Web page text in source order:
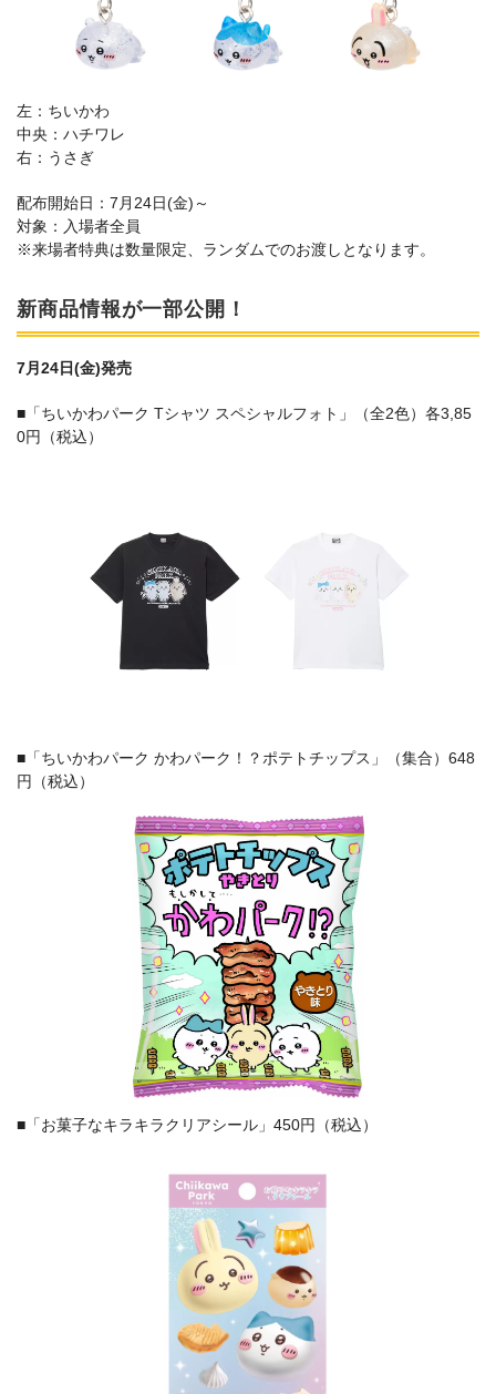
左：ちいかわ
中央：ハチワレ
右：うさぎ
配布開始日：7月24日(金)～
対象：入場者全員
※来場者特典は数量限定、ランダムでのお渡しとなります。
新商品情報が一部公開！
7月24日(金)発売
■「ちいかわパーク Tシャツ スペシャルフォト」（全2色）各3,85
0円（税込）
■「ちいかわパーク かわパーク！？ポテトチップス」（集合）648
円（税込）
■「お菓子なキラキラクリアシール」450円（税込）